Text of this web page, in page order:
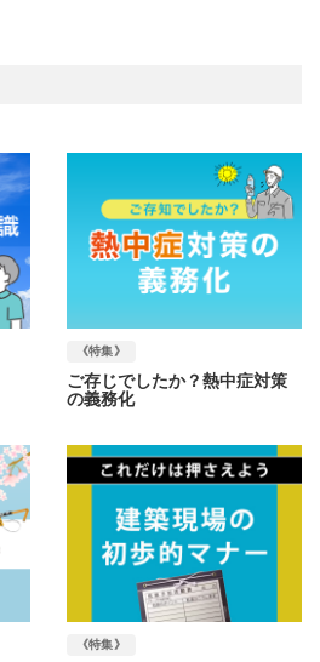
《特集》
ご存じでしたか？熱中症対策
の義務化
《特集》